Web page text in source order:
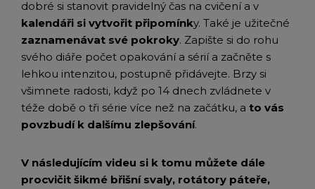
dobré si stanovit pravidelný čas na cvičení a v
kalendáři si vytvořit připomínky. Také je užitečné
zaznamenávat své pokroky. Zapište si do rohu
svého diáře počet opakování a sérií a začněte s
lehkou intenzitou, postupně přidávejte. Brzy si
všimnete radosti, když po 14 dnech zvládnete v
téže době o tři série více než na začátku, a to vás
povzbudí k dalšímu zlepšování.
V následujícím videu si k tomu můžete dále
procvičit šikmé břišní svaly, rotátory páteře,